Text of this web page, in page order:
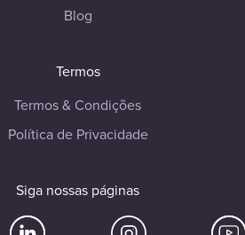
Blog
Termos
Termos & Condições
Política de Privacidade
Siga nossas páginas